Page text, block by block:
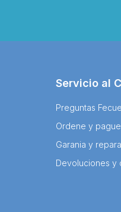
Servicio al
Preguntas
Ordene y pague
Garania y
Devoluciones y